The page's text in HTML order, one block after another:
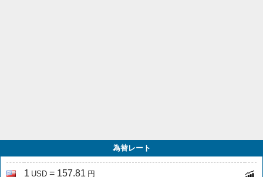
為替レート
1 USD = 157.81 円